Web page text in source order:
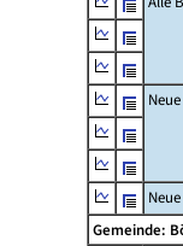
Gemeinde: